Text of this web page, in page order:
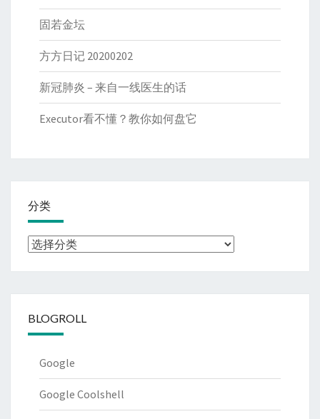
固若金坛
方方日记 20200202
新冠肺炎 – 来自一线医生的话
Executor看不懂？教你如何盘它
分类
分
BLOGROLL
Google
Google Coolshell